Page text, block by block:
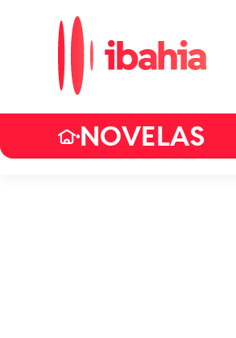
•NOVELAS